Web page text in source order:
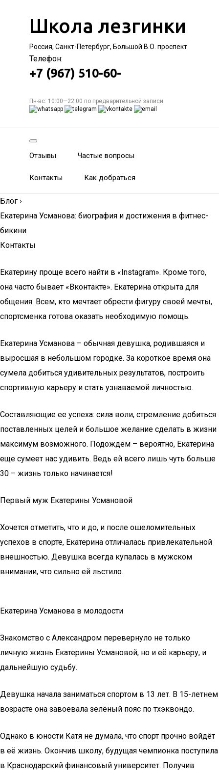
Школа лезгинки
Россия, Санкт-Петербург, Большой В.О. проспект
Телефон:
+7 (967) 510-60-
Пн-вс: 10:00—22:00 по предварительной записи
Отзывы Частые вопросы
Контакты Как добраться
Блог ›
Екатерина Усманова: биография и достижения в фитнес-
бикини
Контакты
Екатерину проще всего найти в «Instagram». Кроме того,
она часто бывает «Вконтакте». Екатерина открыта для
общения. Всем, кто мечтает обрести фигуру своей мечты,
спортсменка готова оказать необходимую помощь.
Екатерина Усманова – обычная девушка, родившаяся и
выросшая в небольшом городке. За короткое время она
сумела добиться удивительных результатов, построить
спортивную карьеру и стать узнаваемой личностью.
Составляющие ее успеха: сила воли, стремление добиться
поставленных целей и большое желание сделать в жизни
максимум возможного. Подождем – вероятно, Екатерина
еще сумеет нас удивить. Ведь ей всего лишь чуть больше
30 – жизнь только начинается!
Первый муж Екатерины Усмановой
Хочется отметить, что и до, и после ошеломительных
успехов в спорте, Екатерина отличалась привлекательной
внешностью. Девушка всегда купалась в мужском
внимании, что сильно ей льстило.
Екатерина Усманова в молодости
Знакомство с Александром перевернуло не только
личную жизнь Екатерины Усмановой, но и её карьеру, и
дальнейшую судьбу.
Девушка начала заниматься спортом в 13 лет. В 15-летнем
возрасте она завоевала зелёный пояс по тхэквондо.
Однако в юности Катя не думала, что спорт прочно войдёт
в её жизнь. Окончив школу, будущая чемпионка поступила
в Краснодарский финансовый университет. Получив